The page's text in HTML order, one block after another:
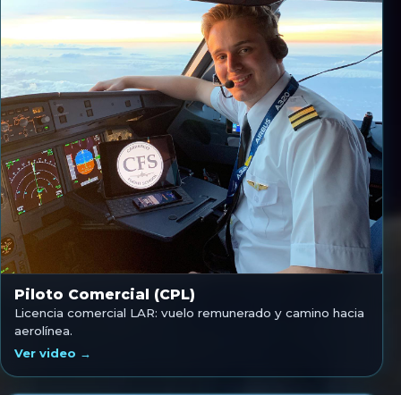
Piloto Comercial (CPL)
Licencia comercial LAR: vuelo remunerado y camino hacia
aerolínea.
Ver video →